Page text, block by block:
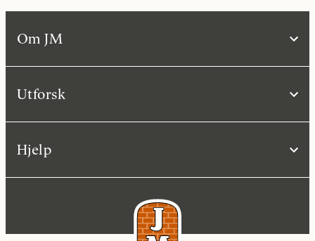
Om JM
Utforsk
Hjelp